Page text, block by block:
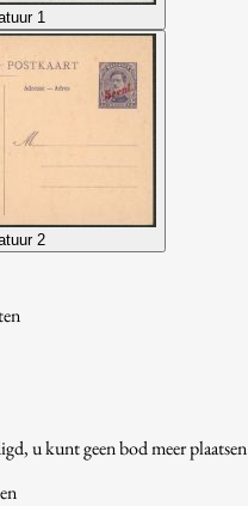
1
2
u kunt geen bod meer plaatsen